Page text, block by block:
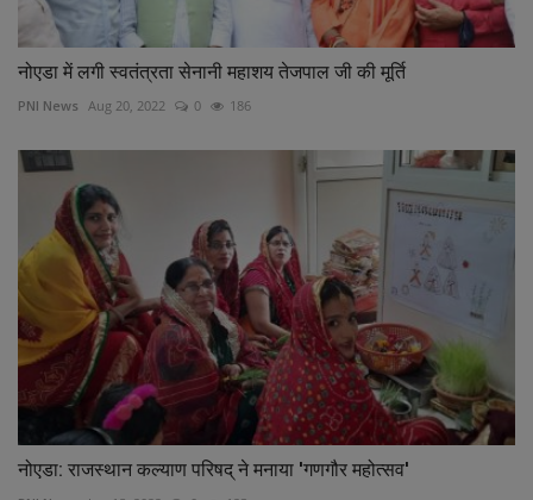
नोएडा में लगी स्वतंत्रता सेनानी महाशय तेजपाल जी की मूर्ति
PNI News Aug 20, 2022 0 186
नोएडा: राजस्थान कल्याण परिषद् ने मनाया 'गणगौर महोत्सव'